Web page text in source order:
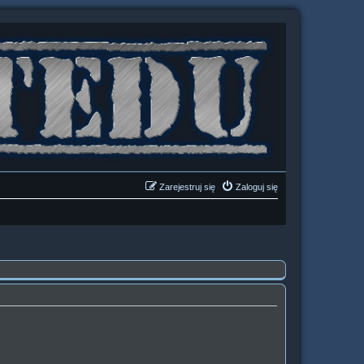
Zaloguj się
Zarejestruj się